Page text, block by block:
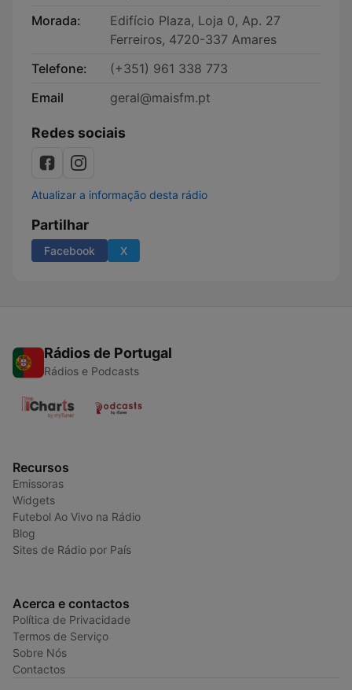
Morada:
Edifício Plaza, Loja 0, Ap. 27
Ferreiros, 4720-337 Amares
Telefone:
(+351) 961 338 773
Email
geral@maisfm.pt
Redes sociais
Atualizar a informação desta rádio
Partilhar
Facebook X
Rádios de Portugal
Rádios e Podcasts
Recursos
Emissoras
Widgets
Futebol Ao Vivo na Rádio
Blog
Sites de Rádio por País
Acerca e contactos
Política de Privacidade
Termos de Serviço
Sobre Nós
Contactos